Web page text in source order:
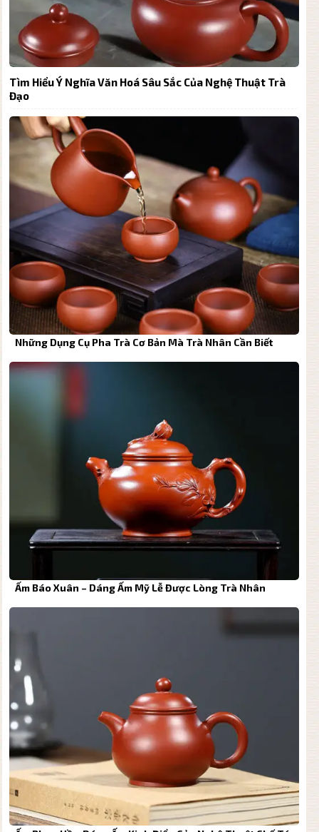
Tìm Hiểu Ý Nghĩa Văn Hoá Sâu Sắc Của Nghệ Thuật Trà
Đạo
Những Dụng Cụ Pha Trà Cơ Bản Mà Trà Nhân Cần Biết
Ấm Báo Xuân – Dáng Ấm Mỹ Lễ Được Lòng Trà Nhân